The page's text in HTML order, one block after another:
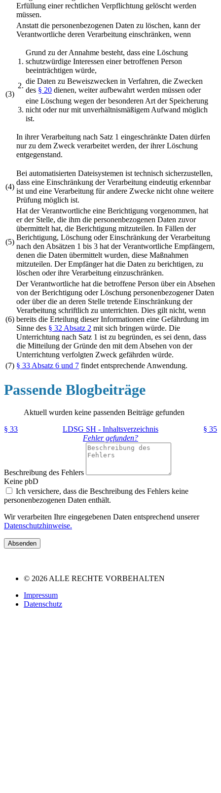
Erfüllung einer rechtlichen Verpflichtung gelöscht werden
müssen.
(3)
Anstatt die personenbezogenen Daten zu löschen, kann der
Verantwortliche deren Verarbeitung einschränken, wenn
1.
Grund zu der Annahme besteht, dass eine Löschung
schutzwürdige Interessen einer betroffenen Person
beeinträchtigen würde,
2.
die Daten zu Beweiszwecken in Verfahren, die Zwecken
des § 20 dienen, weiter aufbewahrt werden müssen oder
3.
eine Löschung wegen der besonderen Art der Speicherung
nicht oder nur mit unverhältnismäßigem Aufwand möglich
ist.
In ihrer Verarbeitung nach Satz 1 eingeschränkte Daten dürfen
nur zu dem Zweck verarbeitet werden, der ihrer Löschung
entgegenstand.
(4)
Bei automatisierten Dateisystemen ist technisch sicherzustellen,
dass eine Einschränkung der Verarbeitung eindeutig erkennbar
ist und eine Verarbeitung für andere Zwecke nicht ohne weitere
Prüfung möglich ist.
(5)
Hat der Verantwortliche eine Berichtigung vorgenommen, hat
er der Stelle, die ihm die personenbezogenen Daten zuvor
übermittelt hat, die Berichtigung mitzuteilen. In Fällen der
Berichtigung, Löschung oder Einschränkung der Verarbeitung
nach den Absätzen 1 bis 3 hat der Verantwortliche Empfängern,
denen die Daten übermittelt wurden, diese Maßnahmen
mitzuteilen. Der Empfänger hat die Daten zu berichtigen, zu
löschen oder ihre Verarbeitung einzuschränken.
(6)
Der Verantwortliche hat die betroffene Person über ein Absehen
von der Berichtigung oder Löschung personenbezogener Daten
oder über die an deren Stelle tretende Einschränkung der
Verarbeitung schriftlich zu unterrichten. Dies gilt nicht, wenn
bereits die Erteilung dieser Informationen eine Gefährdung im
Sinne des § 32 Absatz 2 mit sich bringen würde. Die
Unterrichtung nach Satz 1 ist zu begründen, es sei denn, dass
die Mitteilung der Gründe den mit dem Absehen von der
Unterrichtung verfolgten Zweck gefährden würde.
(7) § 33 Absatz 6 und 7 findet entsprechende Anwendung.
Passende Blogbeiträge
Aktuell wurden keine passenden Beiträge gefunden
§ 33
LDSG SH - Inhaltsverzeichnis
§ 35
Fehler gefunden?
Beschreibung des Fehlers
Keine pbD
Ich versichere, dass die Beschreibung des Fehlers keine
personenbezogenen Daten enthält.
Wir verarbeiten Ihre eingegebenen Daten entsprechend unserer
Datenschutzhinweise.
Absenden
© 2026 ALLE RECHTE VORBEHALTEN
Impressum
Datenschutz